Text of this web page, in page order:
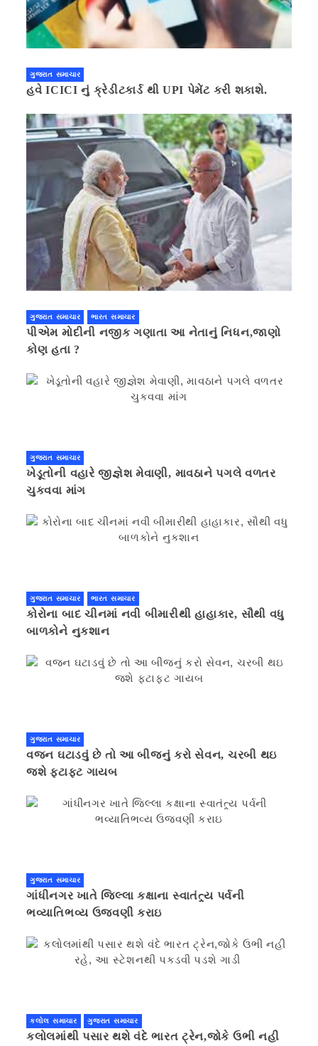
ગુજરાત સમાચાર
હવે ICICI નું ક્રેડીટકાર્ડ થી UPI પેમેંટ કરી શકાશે.
ગુજરાત સમાચાર ભારત સમાચાર
પીએમ મોદીની નજીક ગણાતા આ નેતાનું નિધન,જાણો
કોણ હતા ?
ગુજરાત સમાચાર
ખેડૂતોની વહારે જીજ્ઞેશ મેવાણી, માવઠાને પગલે વળતર
ચુકવવા માંગ
ગુજરાત સમાચાર ભારત સમાચાર
કોરોના બાદ ચીનમાં નવી બીમારીથી હાહાકાર, સૌથી વધુ
બાળકોને નુકશાન
ગુજરાત સમાચાર
વજન ઘટાડવું છે તો આ બીજનું કરો સેવન, ચરબી થઇ
જશે ફટાફટ ગાયબ
ગુજરાત સમાચાર
ગાંધીનગર ખાતે જિલ્લા કક્ષાના સ્વાતંત્ર્ય પર્વની
ભવ્યાતિભવ્ય ઉજવણી કરાઇ
કલોલ સમાચાર ગુજરાત સમાચાર
કલોલમાંથી પસાર થશે વંદે ભારત ટ્રેન,જોકે ઉભી નહી